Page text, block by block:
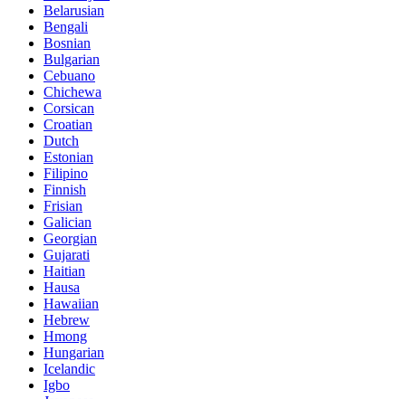
Belarusian
Bengali
Bosnian
Bulgarian
Cebuano
Chichewa
Corsican
Croatian
Dutch
Estonian
Filipino
Finnish
Frisian
Galician
Georgian
Gujarati
Haitian
Hausa
Hawaiian
Hebrew
Hmong
Hungarian
Icelandic
Igbo